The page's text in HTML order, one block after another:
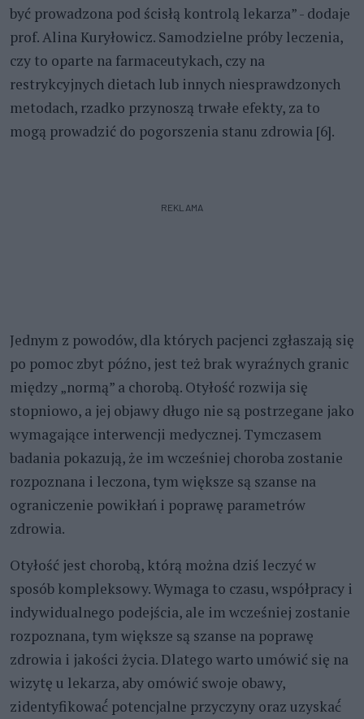
być prowadzona pod ścisłą kontrolą lekarza” - dodaje
prof. Alina Kuryłowicz. Samodzielne próby leczenia,
czy to oparte na farmaceutykach, czy na
restrykcyjnych dietach lub innych niesprawdzonych
metodach, rzadko przynoszą trwałe efekty, za to
mogą prowadzić do pogorszenia stanu zdrowia [6].
REKLAMA
Jednym z powodów, dla których pacjenci zgłaszają się
po pomoc zbyt późno, jest też brak wyraźnych granic
między „normą” a chorobą. Otyłość rozwija się
stopniowo, a jej objawy długo nie są postrzegane jako
wymagające interwencji medycznej. Tymczasem
badania pokazują, że im wcześniej choroba zostanie
rozpoznana i leczona, tym większe są szanse na
ograniczenie powikłań i poprawę parametrów
zdrowia.
Otyłość jest chorobą, którą można dziś leczyć w
sposób kompleksowy. Wymaga to czasu, współpracy i
indywidualnego podejścia, ale im wcześniej zostanie
rozpoznana, tym większe są szanse na poprawę
zdrowia i jakości życia. Dlatego warto umówić się na
wizytę u lekarza, aby omówić swoje obawy,
zidentyfikować́ potencjalne przyczyny oraz uzyskać́